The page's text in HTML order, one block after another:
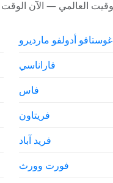
غوستافو أدولفو مارديرو
فاراناسي
فاس
فريتاون
فريد آباد
فورت وورث